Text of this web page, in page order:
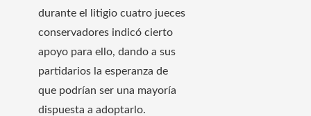
durante el litigio cuatro jueces
conservadores indicó cierto
apoyo para ello, dando a sus
partidarios la esperanza de
que podrían ser una mayoría
dispuesta a adoptarlo.